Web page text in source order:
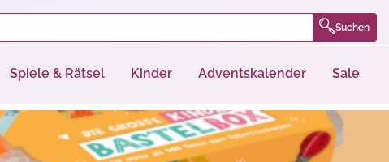
Suchen
Spiele & Rätsel Kinder Adventskalender Sale